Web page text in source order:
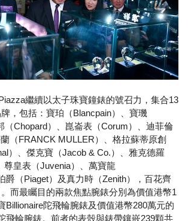
繼續以太子珠寶鐘錶的號召力，集合13
，包括：寶珀（Blancpain）、寶璣
（Chopard）、崑崙表（Corum）、迪菲倫
蘭（FRANCK MULLER）、格拉蘇蒂原創
）、傑克寶（Jacob & Co.）、雅克德羅
尊皇表（Juvenia）、萬寶龍
爵（Piaget）及真力時（Zenith），百花齊
而最矚目的兩款焦點腕錶分別為價值港幣1
Billionaire陀飛輪腕錶及價值港幣280萬元的
飛輪腕錶。前者的表殼與錶帶鑲嵌239顆共